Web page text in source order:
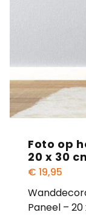
Foto op
20 x 30
€ 19,95
Paneel –